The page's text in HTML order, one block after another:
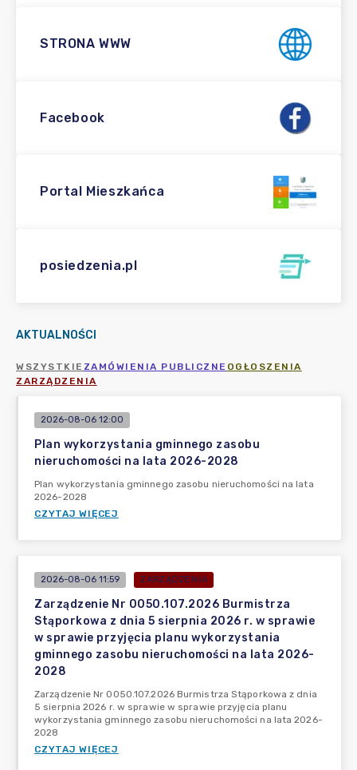
STRONA WWW
Facebook
Portal Mieszkańca
posiedzenia.pl
AKTUALNOŚCI
WSZYSTKIE ZAMÓWIENIA PUBLICZNE OGŁOSZENIA
ZARZĄDZENIA
2026-08-06 12:00
Plan wykorzystania gminnego zasobu
nieruchomości na lata 2026-2028
Plan wykorzystania gminnego zasobu nieruchomości na lata
2026-2028
CZYTAJ WIĘCEJ
2026-08-06 11:59 ZARZĄDZENIA
Zarządzenie Nr 0050.107.2026 Burmistrza
Stąporkowa z dnia 5 sierpnia 2026 r. w sprawie
w sprawie przyjęcia planu wykorzystania
gminnego zasobu nieruchomości na lata 2026-
2028
Zarządzenie Nr 0050.107.2026 Burmistrza Stąporkowa z dnia
5 sierpnia 2026 r. w sprawie w sprawie przyjęcia planu
wykorzystania gminnego zasobu nieruchomości na lata 2026-
2028
CZYTAJ WIĘCEJ